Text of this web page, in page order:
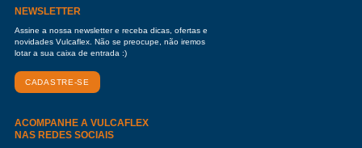
NEWSLETTER
Assine a nossa newsletter e receba dicas, ofertas e
novidades Vulcaflex. Não se preocupe, não iremos
lotar a sua caixa de entrada :)
CADASTRE-SE
ACOMPANHE A VULCAFLEX
NAS REDES SOCIAIS